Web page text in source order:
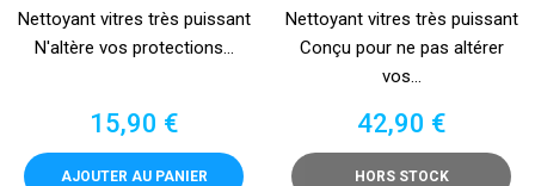
Nettoyant vitres très puissant
N'altère vos protections...
Prix
15,90 €
AJOUTER AU PANIER
Nettoyant vitres très puissant
Conçu pour ne pas altérer
vos...
Prix
42,90 €
HORS STOCK